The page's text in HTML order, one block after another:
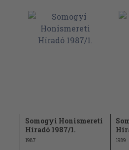
Somogyi Honismereti
Híradó 1987/1.
1987 1989